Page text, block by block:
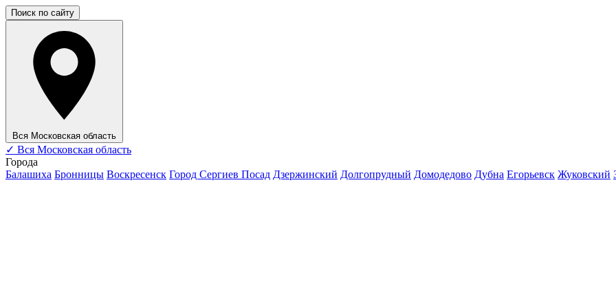
Поиск по сайту
Вся Московская область
✓ Вся Московская область
Города
Балашиха Бронницы Воскресенск Город Сергиев Посад Дзержинский Долгопрудный Домодедово Дубна Егорьевск Жуковский